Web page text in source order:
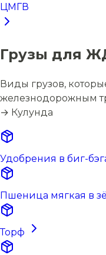
ЦМГВ
Грузы для
Виды грузов,
железнодорожным
→ Кулунда
Удобрения в биг-
Пшеница мягкая в
Торф